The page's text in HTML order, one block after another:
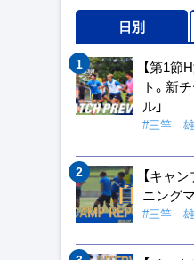
日別
【第1節
ト。新
ル」
#三竿
【キャ
ニング
#三竿